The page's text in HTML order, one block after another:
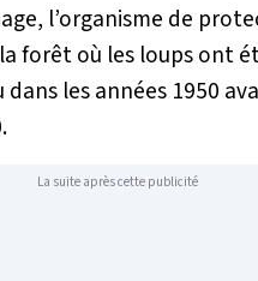
l’organisme de
forêt où les loups ont
les années 1950
La suite après cette publicité